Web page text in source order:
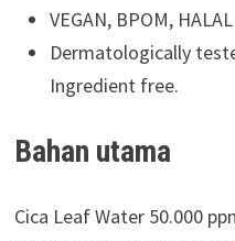
VEGAN, BPOM, HALAL
Dermatologically
Ingredient free.
Bahan utama
Cica Leaf Water 50.000